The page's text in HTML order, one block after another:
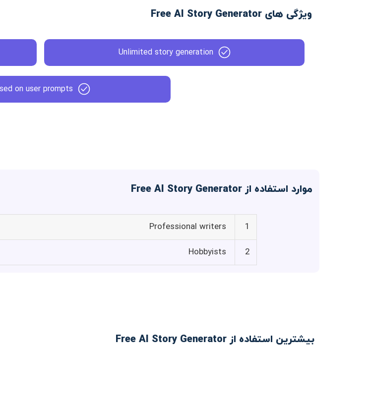
ویژگی های Free AI Story Generator
Unlimited story generation
on user prompts
موارد استفاده از Free AI Story Generator
1
Professional writers
2
Hobbyists
بیشترین استفاده از Free AI Story Generator